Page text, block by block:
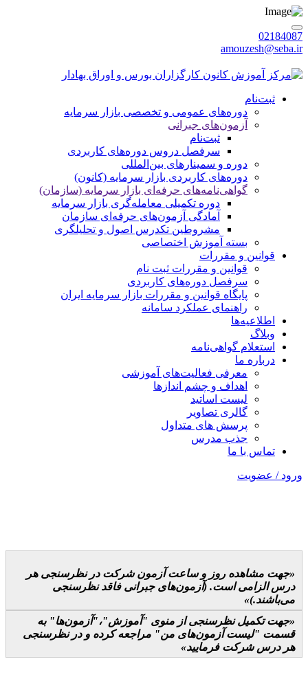
02184087
amouzesh@seba.ir
ثبت‌نام
دوره‌های عمومی و تخصصی بازار سرمایه
آزمون‌های جبرانی
ثبت‌نام
سرفصل دروس دوره‌های کاربردی
دوره‌ و سمینارهای بین‌المللی
دوره‌های کاربردی بازار سرمایه (کانون)
گواهی‌نامه‌های حرفه‌ای بازار سرمایه (سازمان)
دوره تکمیلی معامله‌گری بازار سرمایه
آمادگی آزمون‌های حرفه‌ای سازمان
مشروطین تکدرس اصول و تحلیلگری
بسته‌ آموزش اختصاصی
قوانین و مقررات
قوانین و مقررات ثبت نام
سرفصل دوره‌های کاربردی
پایگاه قوانین و مقررات بازار سرمایه ایران
راهنمای عملکرد سامانه
اطلاعیه‌ها
وبلاگ
استعلام گواهی‌نامه
درباره ما
معرفی فعالیت‌های آموزشی
اهداف و چشم اندازها
لیست اساتید
گالری تصاویر
پرسش های متداول
جذب مدرس
تماس با ما
ورود / عضویت
جهت مشاهده روز و ساعت آزمون شرکت در نظرسنجی هر
درس الزامی است. (آزمون‌های جبرانی فاقد نظرسنجی
می‌باشند.)
جهت تکمیل نظرسنجی از منوی "آموزش"­­­­­­­­­­،"آزمون‌ها"­­ ­­به
قسمت "لیست آزمون‌های من" مراجعه کرده و در نظرسنجی
هر درس شرکت فرمایید